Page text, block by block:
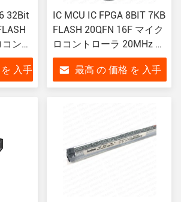
32Bit
ント
接続
入手
IC MCU IC FPGA 8BIT 7KB
FLASH 20QFN 16F マイク
ロコントローラ 20MHz 8-
ビット 7KB 4K X 14
FLASH 20-QFN 4x4
最高 の 価格 を 入手